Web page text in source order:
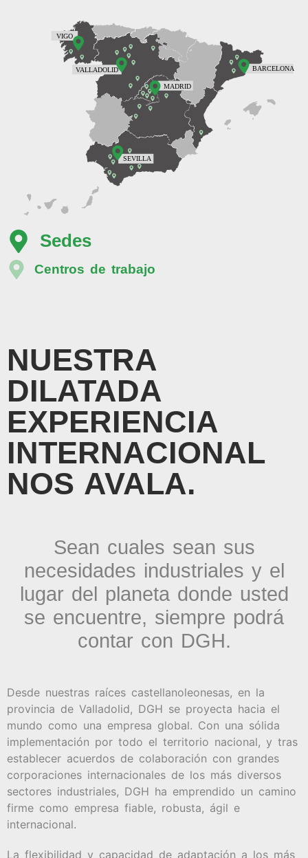
Sedes
Centros de trabajo
NUESTRA
DILATADA
EXPERIENCIA
INTERNACIONAL
NOS AVALA.
Sean cuales sean sus
necesidades industriales y el
lugar del planeta donde usted
se encuentre, siempre podrá
contar con DGH.
Desde nuestras raíces castellanoleonesas, en la
provincia de Valladolid, DGH se proyecta hacia el
mundo como una empresa global. Con una sólida
implementación por todo el territorio nacional, y tras
establecer acuerdos de colaboración con grandes
corporaciones internacionales de los más diversos
sectores industriales, DGH ha emprendido un camino
firme como empresa fiable, robusta, ágil e
internacional.
La flexibilidad y capacidad de adaptación a los más